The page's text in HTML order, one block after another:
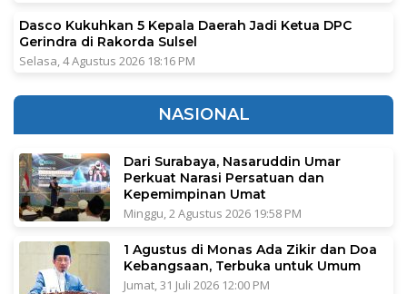
Dasco Kukuhkan 5 Kepala Daerah Jadi Ketua DPC
Gerindra di Rakorda Sulsel
Selasa, 4 Agustus 2026 18:16 PM
NASIONAL
Dari Surabaya, Nasaruddin Umar
Perkuat Narasi Persatuan dan
Kepemimpinan Umat
Minggu, 2 Agustus 2026 19:58 PM
1 Agustus di Monas Ada Zikir dan Doa
Kebangsaan, Terbuka untuk Umum
Jumat, 31 Juli 2026 12:00 PM